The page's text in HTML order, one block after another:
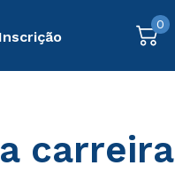
0
carreira